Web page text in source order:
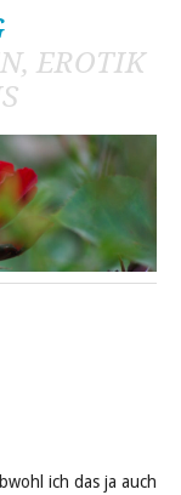
EROTIK
ich das ja auch